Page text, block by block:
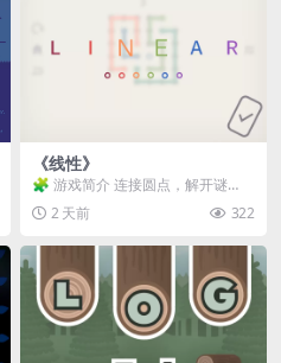
《线性》
🧩 游戏简介 连接圆点，解开谜
题。 ⚠️ 重要提示 所有关卡均可通
关，请确保使用...
2 天前 322